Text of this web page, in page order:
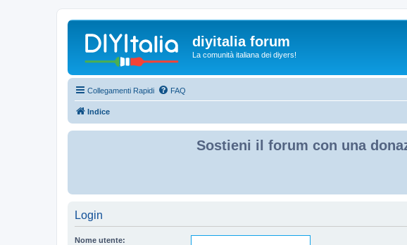
diyitalia forum
La comunità italiana dei diyers!
Collegamenti Rapidi FAQ
Indice
Sostieni il forum con una
Login
Nome utente: